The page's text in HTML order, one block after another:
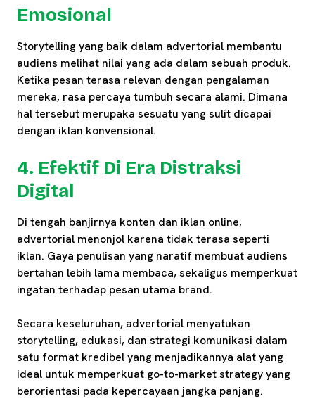
Emosional
Storytelling yang baik dalam advertorial membantu
audiens melihat nilai yang ada dalam sebuah produk.
Ketika pesan terasa relevan dengan pengalaman
mereka, rasa percaya tumbuh secara alami. Dimana
hal tersebut merupaka sesuatu yang sulit dicapai
dengan iklan konvensional.
4. Efektif Di Era Distraksi
Digital
Di tengah banjirnya konten dan iklan online,
advertorial menonjol karena tidak terasa seperti
iklan. Gaya penulisan yang naratif membuat audiens
bertahan lebih lama membaca, sekaligus memperkuat
ingatan terhadap pesan utama brand.
Secara keseluruhan, advertorial menyatukan
storytelling, edukasi, dan strategi komunikasi dalam
satu format kredibel yang menjadikannya alat yang
ideal untuk memperkuat go-to-market strategy yang
berorientasi pada kepercayaan jangka panjang.